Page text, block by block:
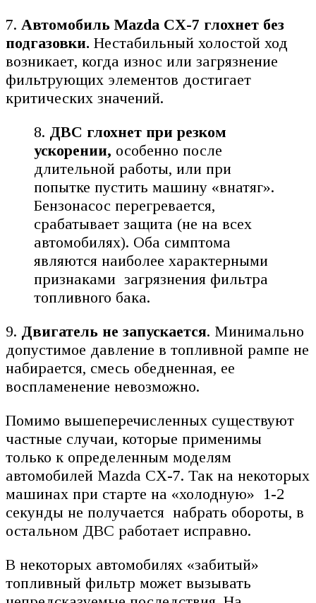
7. Автомобиль Mazda CX-7 глохнет без
подгазовки. Нестабильный холостой ход
возникает, когда износ или загрязнение
фильтрующих элементов достигает
критических значений.
8. ДВС глохнет при резком
ускорении, особенно после
длительной работы, или при
попытке пустить машину «внатяг».
Бензонасос перегревается,
срабатывает защита (не на всех
автомобилях). Оба симптома
являются наиболее характерными
признаками загрязнения фильтра
топливного бака.
9. Двигатель не запускается. Минимально
допустимое давление в топливной рампе не
набирается, смесь обедненная, ее
воспламенение невозможно.
Помимо вышеперечисленных существуют
частные случаи, которые применимы
только к определенным моделям
автомобилей Mazda CX-7. Так на некоторых
машинах при старте на «холодную» 1-2
секунды не получается набрать обороты, в
остальном ДВС работает исправно.
В некоторых автомобилях «забитый»
топливный фильтр может вызывать